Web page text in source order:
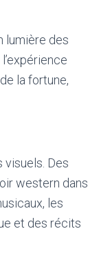
lumière des
la fortune,
visuels. Des
western dans
les
et des récits